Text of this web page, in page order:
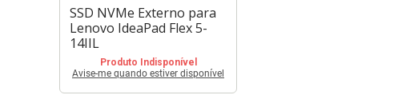
SSD NVMe Externo para
Lenovo IdeaPad Flex 5-
14IIL
Produto Indisponível
Avise-me quando estiver disponível